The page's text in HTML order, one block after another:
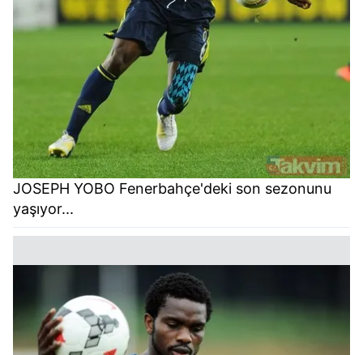
JOSEPH YOBO Fenerbahçe'deki son sezonunu
yaşıyor...